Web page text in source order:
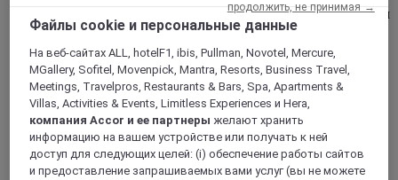
приветствовать вас в Гренобле! Побалуйте себя отдыхом
в деловой или туристической поездке в этом
современном легендарном здании в центре города с
элегантным интерьером в стиле ар-деко и уютной
атмосферой. Наш отель в Гренобле прекрасно подходит
для проведения семинаров: здесь 3 конференц-зала,
кинотеатр и частная автостоянка. У нашего отеля есть
сертификат Green Key.
4,1/5Rated 4,1 of 5
Файлы cookie и персональные данные
На веб-сайтах ALL, hotelF1, ibis, Pullman, Novotel, Mercure,
MGallery, Sofitel, Movenpick, Mantra, Resorts, Business Travel,
Meetings, Travelpros, Restaurants & Bars, Spa, Apartments &
Villas, Activities & Events, Limitless Experiences и Hera,
компания Accor и ее партнеры желают хранить
информацию на вашем устройстве или получать к ней
доступ для следующих целей: (i) обеспечение работы сайтов
и предоставление запрашиваемых вами услуг (вы не можете
продолжить, не принимая →